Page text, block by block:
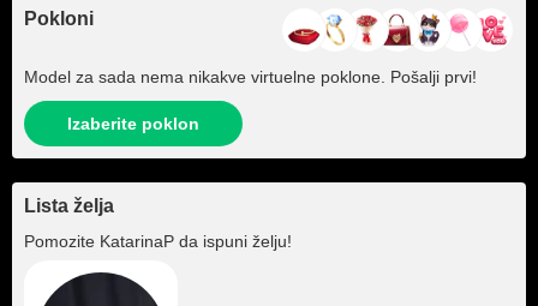
Pokloni
Model za sada nema nikakve virtuelne poklone. Pošalji prvi!
Izaberite poklon
Lista želja
Pomozite KatarinaP da ispuni želju!